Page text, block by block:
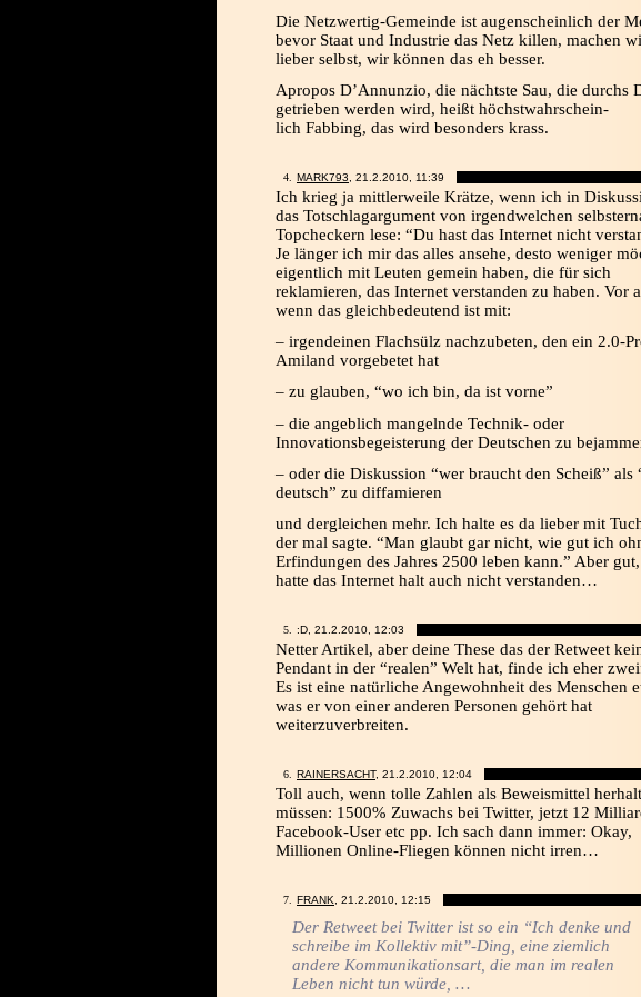
Die Netzwertig-Gemeinde ist augenscheinlich der
bevor Staat und Industrie das Netz killen, machen
lieber selbst, wir können das eh besser.
Apropos D’Annunzio, die nächtste Sau, die durchs
getrieben werden wird, heißt höchstwahrschein-
lich Fabbing, das wird besonders krass.
MARK793 , 21.2.2010, 11:39
Ich krieg ja mittlerweile Krätze, wenn ich in
das Totschlagargument von irgendwelchen
Topcheckern lese: “Du hast das Internet nicht
Je länger ich mir das alles ansehe, desto weniger
eigentlich mit Leuten gemein haben, die für sich
reklamieren, das Internet verstanden zu haben. Vor
wenn das gleichbedeutend ist mit:
– irgendeinen Flachsülz nachzubeten, den ein 2.0-
Amiland vorgebetet hat
– zu glauben, “wo ich bin, da ist vorne”
– die angeblich mangelnde Technik- oder
Innovationsbegeisterung der Deutschen zu
– oder die Diskussion “wer braucht den Scheiß” als
deutsch” zu diffamieren
und dergleichen mehr. Ich halte es da lieber mit
der mal sagte. “Man glaubt gar nicht, wie gut ich
Erfindungen des Jahres 2500 leben kann.” Aber
hatte das Internet halt auch nicht verstanden…
:D, 21.2.2010, 12:03
Netter Artikel, aber deine These das der Retweet
Pendant in der “realen” Welt hat, finde ich eher
Es ist eine natürliche Angewohnheit des Menschen
was er von einer anderen Personen gehört hat
weiterzuverbreiten.
RAINERSACHT, 21.2.2010, 12:04
Toll auch, wenn tolle Zahlen als Beweismittel
müssen: 1500% Zuwachs bei Twitter, jetzt 12
Facebook-User etc pp. Ich sach dann immer: Okay,
Millionen Online-Fliegen können nicht irren…
FRANK , 21.2.2010, 12:15
Der Retweet bei Twitter ist so ein “Ich denke und
schreibe im Kollektiv mit”-Ding, eine ziemlich
andere Kommunikationsart, die man im realen
Leben nicht tun würde, …